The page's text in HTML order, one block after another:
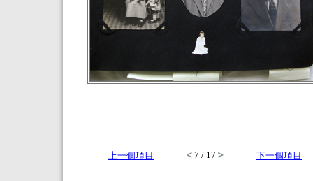
上一個項目 7 / 17 下一個項目